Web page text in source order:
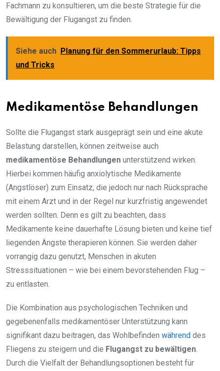
Fachmann zu konsultieren, um die beste Strategie für die
Bewältigung der Flugangst zu finden.
Siehe auch Planung für den Sommerurlaub: Tipps
und Tricks
Medikamentöse Behandlungen
Sollte die Flugangst stark ausgeprägt sein und eine akute
Belastung darstellen, können zeitweise auch
medikamentöse Behandlungen unterstützend wirken.
Hierbei kommen häufig anxiolytische Medikamente
(Angstlöser) zum Einsatz, die jedoch nur nach Rücksprache
mit einem Arzt und in der Regel nur kurzfristig angewendet
werden sollten. Denn es gilt zu beachten, dass
Medikamente keine dauerhafte Lösung bieten und keine tief
liegenden Ängste therapieren können. Sie werden daher
vorrangig dazu genutzt, Menschen in akuten
Stresssituationen – wie bei einem bevorstehenden Flug –
zu entlasten.
Die Kombination aus psychologischen Techniken und
gegebenenfalls medikamentöser Unterstützung kann
signifikant dazu beitragen, das Wohlbefinden während des
Fliegens zu steigern und die Flugangst zu bewältigen.
Durch die Vielfalt der Behandlungsoptionen besteht für